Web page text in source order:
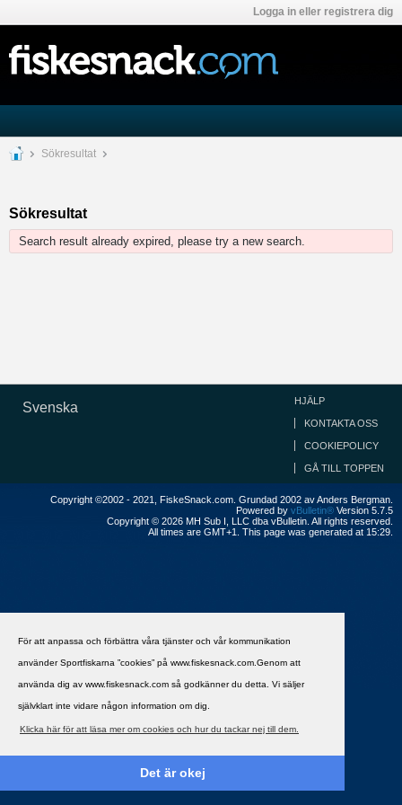
För att anpassa och förbättra våra tjänster och vår kommunikation
använder Sportfiskarna ”cookies” på www.fiskesnack.com.Genom att
använda dig av www.fiskesnack.com så godkänner du detta. Vi säljer
självklart inte vidare någon information om dig.
Klicka här för att läsa mer om cookies och hur du tackar nej till dem.
Det är okej
Logga in eller registrera dig
Sökresultat
Sökresultat
Search result already expired, please try a new search.
Svenska HJÄLP
KONTAKTA OSS
COOKIEPOLICY
GÅ TILL TOPPEN
Copyright ©2002 - 2021, FiskeSnack.com. Grundad 2002 av Anders Bergman.
Powered by vBulletin® Version 5.7.5
Copyright © 2026 MH Sub I, LLC dba vBulletin. All rights reserved.
All times are GMT+1. This page was generated at 15:29.